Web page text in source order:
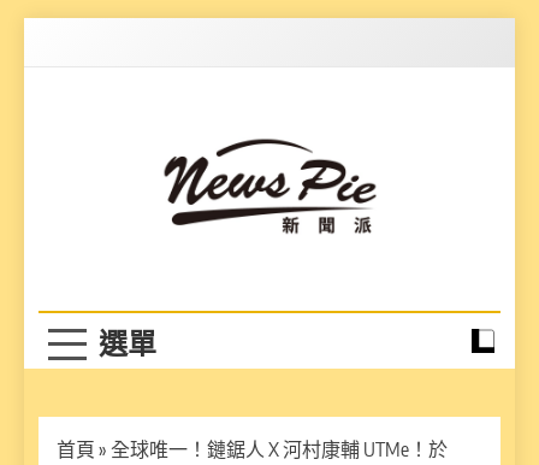
首頁 » 全球唯一！鏈鋸人 X 河村康輔 UTMe！於